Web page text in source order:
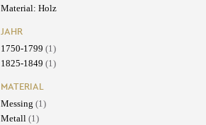
Material: Holz
JAHR
1750-1799 (1)
1825-1849 (1)
MATERIAL
Messing (1)
Metall (1)